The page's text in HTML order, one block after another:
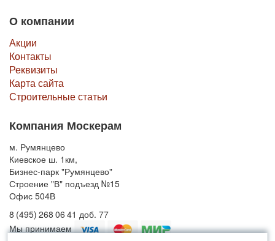
О компании
Акции
Контакты
Реквизиты
Карта сайта
Строительные статьи
Компания Москерам
м. Румянцево
Киевское ш. 1км,
Бизнес-парк "Румянцево"
Строение "В" подъезд №15
Офис 504В
8 (495) 268 06 41 доб. 77
Мы принимаем